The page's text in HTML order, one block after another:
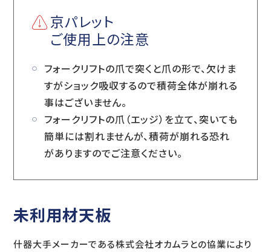
京パレット
ご使用上の注意
フォークリフトの爪で突くと爪の形で、欠けま
すがショック吸収するので積荷全体が崩れる
事はございません。
フォークリフトの爪（エッジ）を立て、突いても
簡単には割れませんが、積荷が崩れる恐れ
がありますのでご注意ください。
未利用材天板
什器大手メーカーである株式会社オカムラとの協業により